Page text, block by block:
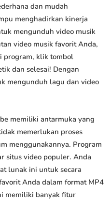
dan mudah
menghadirkan kinerja
mengunduh video musik
video musik favorit Anda,
program, klik tombol
dan selesai! Dengan
mengunduh lagu dan video
memiliki antarmuka yang
memerlukan proses
menggunakannya. Program
situs video populer. Anda
lunak ini untuk secara
Anda dalam format MP4
memiliki banyak fitur